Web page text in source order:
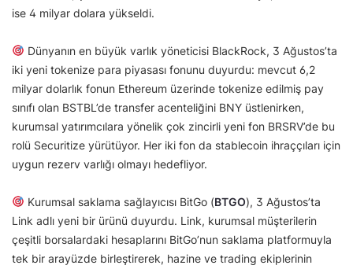
ise 4 milyar dolara yükseldi.
Dünyanın en büyük varlık yöneticisi BlackRock, 3 Ağustos’ta
iki yeni tokenize para piyasası fonunu duyurdu: mevcut 6,2
milyar dolarlık fonun Ethereum üzerinde tokenize edilmiş pay
sınıfı olan BSTBL’de transfer acenteliğini BNY üstlenirken,
kurumsal yatırımcılara yönelik çok zincirli yeni fon BRSRV’de bu
rolü Securitize yürütüyor. Her iki fon da stablecoin ihraççıları için
uygun rezerv varlığı olmayı hedefliyor.
Kurumsal saklama sağlayıcısı BitGo (BTGO), 3 Ağustos’ta
Link adlı yeni bir ürünü duyurdu. Link, kurumsal müşterilerin
çeşitli borsalardaki hesaplarını BitGo’nun saklama platformuyla
tek bir arayüzde birleştirerek, hazine ve trading ekiplerinin